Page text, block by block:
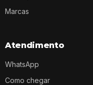
Marcas
Atendimento
WhatsApp
Como chegar